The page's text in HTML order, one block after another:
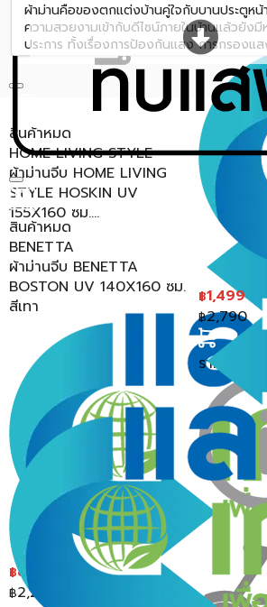
สินค้าหมด
HOME LIVING STYLE
ผ้าม่านจีบ HOME LIVING
STYLE HOSKIN UV
155X160 ซม....
฿899
฿2,290
฿1,499
฿2,790
ราคาสุดท้า
สินค้าหมด
BENETTA
ผ้าม่านจีบ BENETTA
BOSTON UV 140X160 ซม.
สีเทา
ผ้าม่านคือของตกแต่งบ้านคู่ใจกับบานประตูหน้
ความสวยงามเข้ากับดีไซน์ภายในบ้านแล้วยัง
ประการ ทั้งเรื่องการป้องกันแสง การกรอง
เป็นส่วนตัวของผู้อยู่อาศัยภายในบ้าน เพราะผ้
เพื่อนที่ขาดกันไม่ได้ เราจึงชวนคุณมาเลือกผ้าม่
ทั้งในเรื่องสไตล์และฟังก์ชั่นการใช้งาน ให้ผ้า
ให้กับบ้านได้อีกนานเท่านาน หลายบ้านนิยมใช้
ชั้นนอกสุดเป็นผ้าม่านทึบสำหรับกันแดด กันคว
ส่วนตัว และชั้นในเป็นผ้าม่านกรอง สีขาวบาง
ปิดผ้าม่านได้เหมาะสมตามจุดประสงค์การใช้ง
ใช้สำหรับต้อนรับแสงธรรมชาติ โดยยังคงรัก
การเลือกผ้าม่านเลือกขนาดของผ้าม่าน ต้อง
หน้าต่างหรือประตูบ้านที่ต้องการติดผ้าม่านแต่ล
เพราะหน้าต่างหรือประตูมีหลายรูปแบบหลายลั
ความกว้างของผ้าม่าน ถ้าเป็นหน้าต่างก็ต้องพิ
ข้อมูลการวัดที่ถูกต้องจากผู้รู้หรือขอคำแนะนำ
การเลือกม่านประตูหน้าต่าง
ขนาดของบานประตู หน้าต่างจะต้อง
และความสูงของประตูเสียก่อน เพื่อเลื
จำนวนของผ้าม่านที่ต้องใช้งานได้อย่า
ประเภทของผ้าม่านประตูหน้าต่าง ผ้า
เลือกใช้งานอยู่หลากหลายประเภท โด
แนะนำให้เลือกใช้งานมีอยู่ 2 รูปแบบคื
เป็นผ้าม่านที่มีเนื้อผ้าบางน้ำหนักเบา แล
ผ้าม่านทึบแสงลอดผ่านได้น้อย ในบางรุ่
ความร้อนได้
สีของผ้าม่านประตูหน้าต่าง
ตรงส่วน
สไตล์ความชื่นชอบของแต่ละคน และจะ